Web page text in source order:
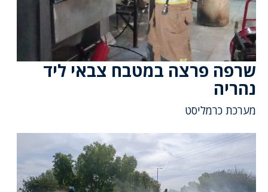
שרפה פרצה במטבח צבאי ליד
נהריה
מערכת כרמליסט